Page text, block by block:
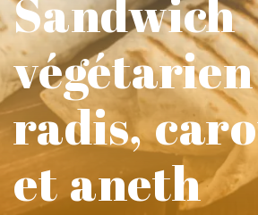
Sandwich
radis,
et aneth